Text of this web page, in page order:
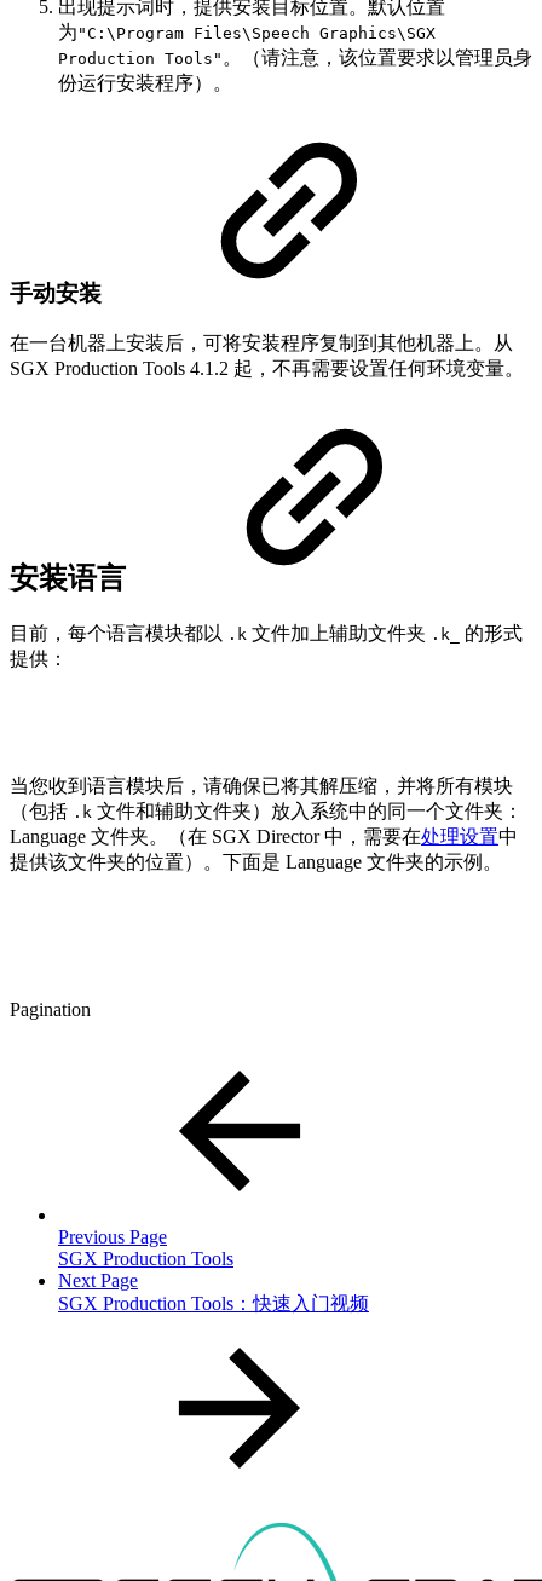
出现提示词时，提供安装目标位置。默认位置
为 "C:\Program Files\Speech Graphics\SGX
Production Tools" 。（请注意，该位置要求以管理员身
份运行安装程序）。
手动安装
在一台机器上安装后，可将安装程序复制到其他机器上。从
SGX Production Tools 4.1.2 起，不再需要设置任何环境变量。
安装语言
目前，每个语言模块都以 .k 文件加上辅助文件夹 .k_
的形式
提供：
当您收到语言模块后，请确保已将其解压缩，并将所有模块
（包括 .k 文件和辅助文件夹）放入系统中的同一个文件夹：
Language 文件夹。（在 SGX Director 中，需要在处理设置中
提供该文件夹的位置）。下面是 Language 文件夹的示例。
Pagination
Previous Page
SGX Production Tools
Next Page
SGX Production Tools：快速入门视频